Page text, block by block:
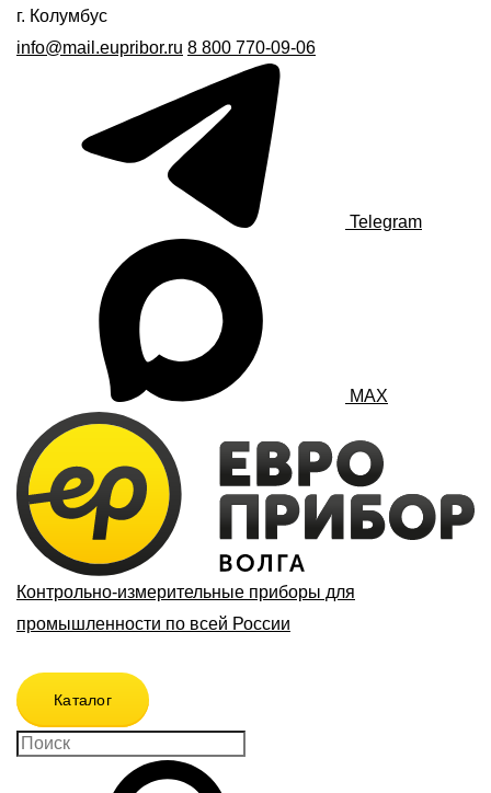
г. Колумбус
info@mail.eupribor.ru 8 800 770-09-06
Telegram
MAX
Контрольно-измерительные приборы для
промышленности по всей России
Каталог